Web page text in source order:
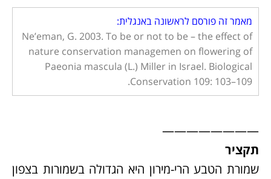
מאמר זה פורסם לראשונה באנגלית:
Ne’eman, G. 2003. To be or not to be – the effect of
nature conservation managemen on flowering of
Paeonia mascula (L.) Miller in Israel. Biological
Conservation 109: 103–109.
————————
תקציר
שמורת הטבע הרי-מירון היא הגדולה בשמורות בצפון